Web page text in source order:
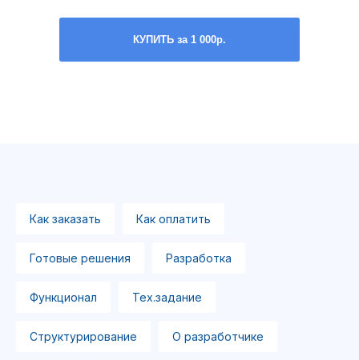
КУПИТЬ за 1 000р.
Как заказать Как оплатить
Готовые решения Разработка
Функционал Тех.задание
Структурирование О разработчике